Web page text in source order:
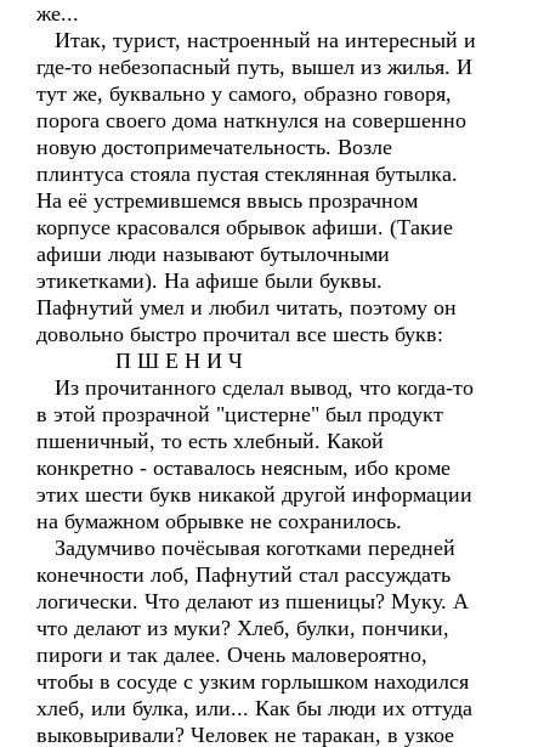
же...
Итак, турист, настроенный на интересный и
где-то небезопасный путь, вышел из жилья. И
тут же, буквально у самого, образно говоря,
порога своего дома наткнулся на совершенно
новую достопримечательность. Возле
плинтуса стояла пустая стеклянная бутылка.
На её устремившемся ввысь прозрачном
корпусе красовался обрывок афиши. (Такие
афиши люди называют бутылочными
этикетками). На афише были буквы.
Пафнутий умел и любил читать, поэтому он
довольно быстро прочитал все шесть букв:
П Ш Е Н И Ч
Из прочитанного сделал вывод, что когда-то
в этой прозрачной "цистерне" был продукт
пшеничный, то есть хлебный. Какой
конкретно - оставалось неясным, ибо кроме
этих шести букв никакой другой информации
на бумажном обрывке не сохранилось.
Задумчиво почёсывая коготками передней
конечности лоб, Пафнутий стал рассуждать
логически. Что делают из пшеницы? Муку. А
что делают из муки? Хлеб, булки, пончики,
пироги и так далее. Очень маловероятно,
чтобы в сосуде с узким горлышком находился
хлеб, или булка, или... Как бы люди их оттуда
выковыривали? Человек не таракан, в узкое